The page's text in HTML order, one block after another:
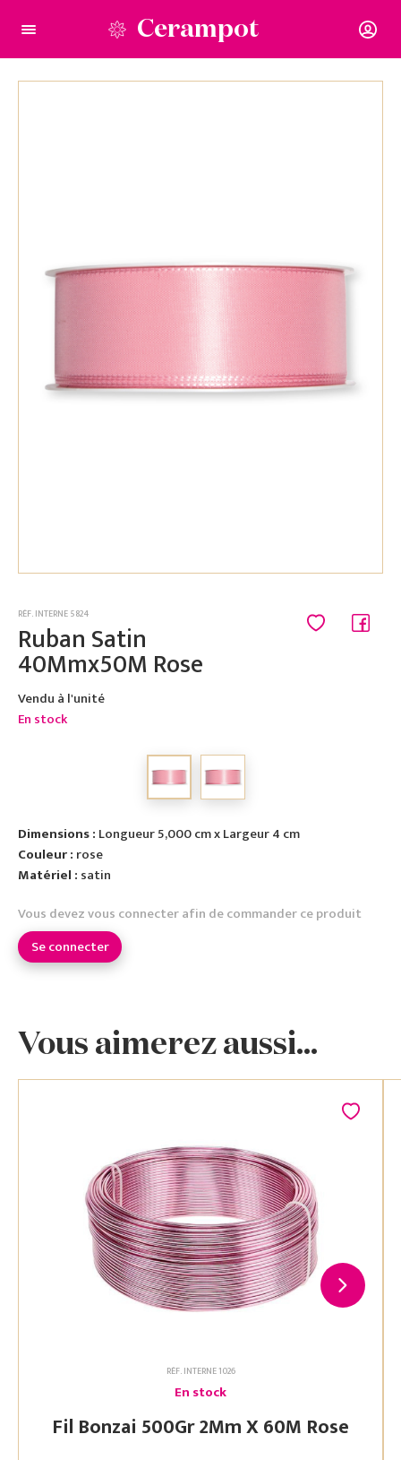
Cerampot
RÉF. INTERNE 5824
Ruban Satin
40Mmx50M Rose
Vendu à l'unité
En stock
Dimensions : Longueur 5,000 cm x Largeur 4 cm
Couleur : rose
Matériel : satin
Vous devez vous connecter afin de commander ce produit
Se connecter
Vous aimerez aussi...
RÉF. INTERNE 1026
En stock
Fil Bonzai 500Gr 2Mm X 60M Rose